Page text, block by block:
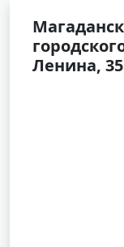
Ленина, 35